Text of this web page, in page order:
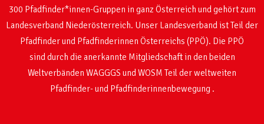
300 Pfadfinder*innen-Gruppen in ganz Österreich und gehört zum
Landesverband Niederösterreich. Unser Landesverband ist Teil der
Pfadfinder und Pfadfinderinnen Österreichs (PPÖ). Die PPÖ
sinddurch die anerkannte Mitgliedschaft in den beiden
Weltverbänden WAGGGS und WOSM Teil der weltweiten
Pfadfinder- und Pfadfinderinnenbewegung .